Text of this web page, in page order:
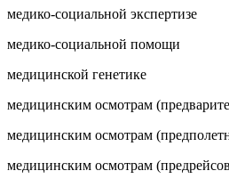
медико-социальной экспертизе
медико-социальной помощи
медицинской генетике
медицинским осмотрам
медицинским осмотрам
медицинским осмотрам